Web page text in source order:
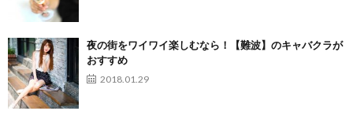
夜の街をワイワイ楽しむなら！【難波】のキャバクラが
おすすめ
2018.01.29